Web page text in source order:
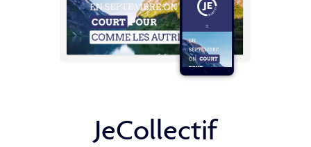
Plateforme digitale sur-mesure
Stratégie digitale
JeCollectif